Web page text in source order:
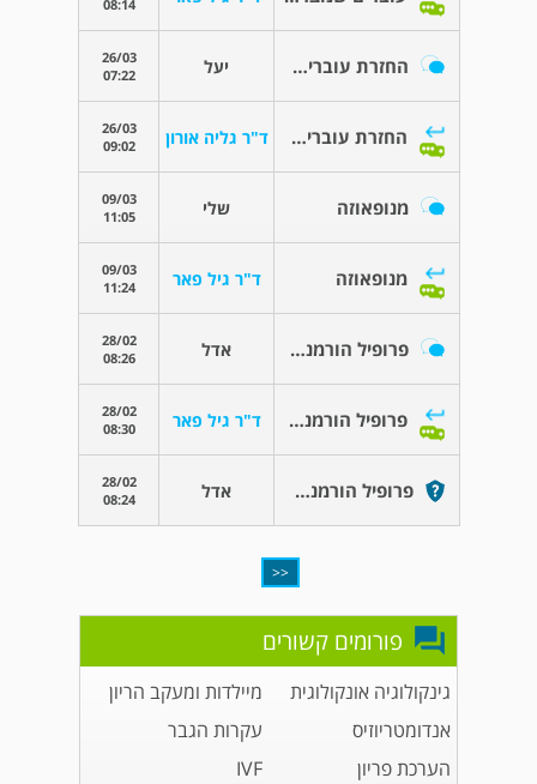
08:14
החזרת עוברים או שאיבה יעל
26/03
07:22
החזרת עוברים או שאיבה ד"ר גליה אורון
26/03
09:02
מנופאוזה שלי
09/03
11:05
מנופאוזה ד"ר גיל פאר
09/03
11:24
פרופיל הורמנלי ביום 3 לווסת אדל
28/02
08:26
פרופיל הורמנלי ביום 3 לווסת ד"ר גיל פאר
28/02
08:30
פרופיל הורמנלי ביום 3 לווסת אדל
28/02
08:24
<<
פורומים קשורים
גינקולוגיה אונקולוגית
מיילדות ומעקב הריון
אנדומטריוזיס
עקרות הגבר
הערכת פריון
IVF